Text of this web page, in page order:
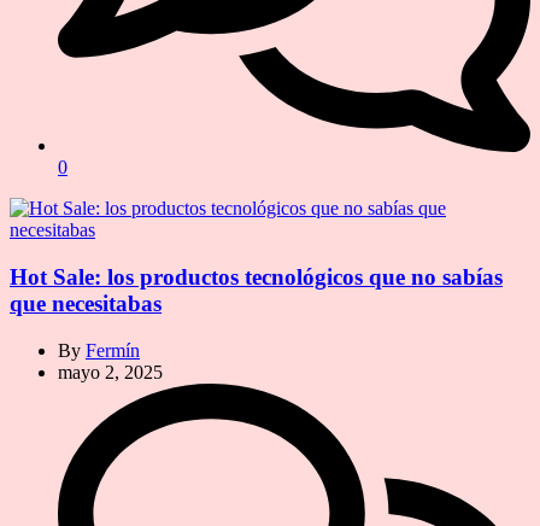
0
Hot Sale: los productos tecnológicos que no sabías
que necesitabas
By Fermín
mayo 2, 2025